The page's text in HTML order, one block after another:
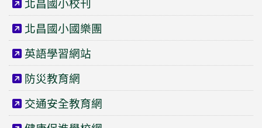
北昌國小國樂團
英語學習網站
防災教育網
交通安全教育網